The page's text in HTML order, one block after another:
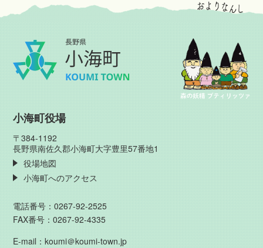
小海町役場
〒384-1192
長野県南佐久郡小海町大字豊里57番地1
役場地図
小海町へのアクセス
電話番号：0267-92-2525
FAX番号：0267-92-4335
E-mail：koumi＠koumi-town.jp